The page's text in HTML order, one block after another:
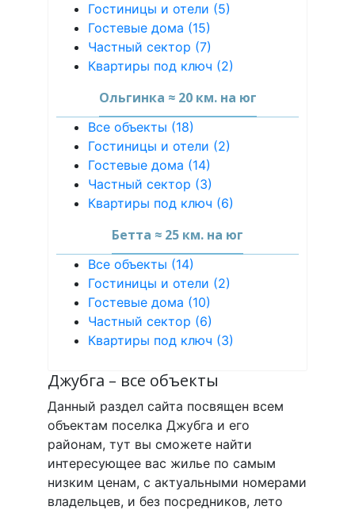
Гостиницы и отели (5)
Гостевые дома (15)
Частный сектор (7)
Квартиры под ключ (2)
Ольгинка ≈ 20 км. на юг
Все объекты (18)
Гостиницы и отели (2)
Гостевые дома (14)
Частный сектор (3)
Квартиры под ключ (6)
Бетта ≈ 25 км. на юг
Все объекты (14)
Гостиницы и отели (2)
Гостевые дома (10)
Частный сектор (6)
Квартиры под ключ (3)
Джубга – все объекты
Данный раздел сайта посвящен всем
объектам поселка Джубга и его
районам, тут вы сможете найти
интересующее вас жилье по самым
низким ценам, с актуальными номерами
владельцев, и без посредников, лето